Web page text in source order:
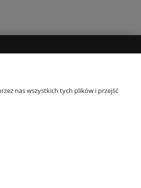
pościeli
nas wszystkich tych plików i przejść